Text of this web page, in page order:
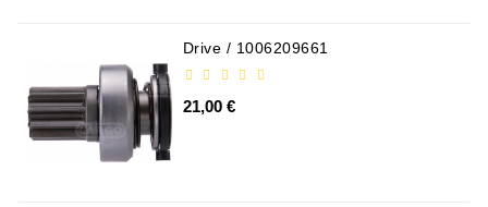
Drive / 1006209661
21,00 €